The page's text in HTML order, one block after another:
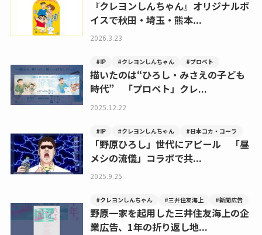
『クレヨンしんちゃん』オリジナルボ
イスで秋田・埼玉・熊本...
2026.3.23
#IP #クレヨンしんちゃん #プロペト
描いたのは“ひろし・みさえの子ども
時代” 「プロペト」クレ...
2025.12.22
#IP #クレヨンしんちゃん #日本コカ・コーラ
「野原ひろし」世代にアピール 「昼
メシの流儀」コラボで共...
2025.9.25
#クレヨンしんちゃん #三井住友海上 #新聞広告
野原一家を起用した三井住友海上の企
業広告、1年の折り返し地...